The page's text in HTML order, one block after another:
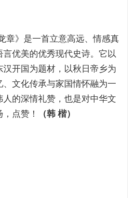
章》是一首立意高远、情感真
优美的优秀现代史诗。它以
汉开国为题材，以秋日帝乡为
、文化传承与家国情怀融为一
人的深情礼赞，也是对中华文
点赞！
（韩 楷）